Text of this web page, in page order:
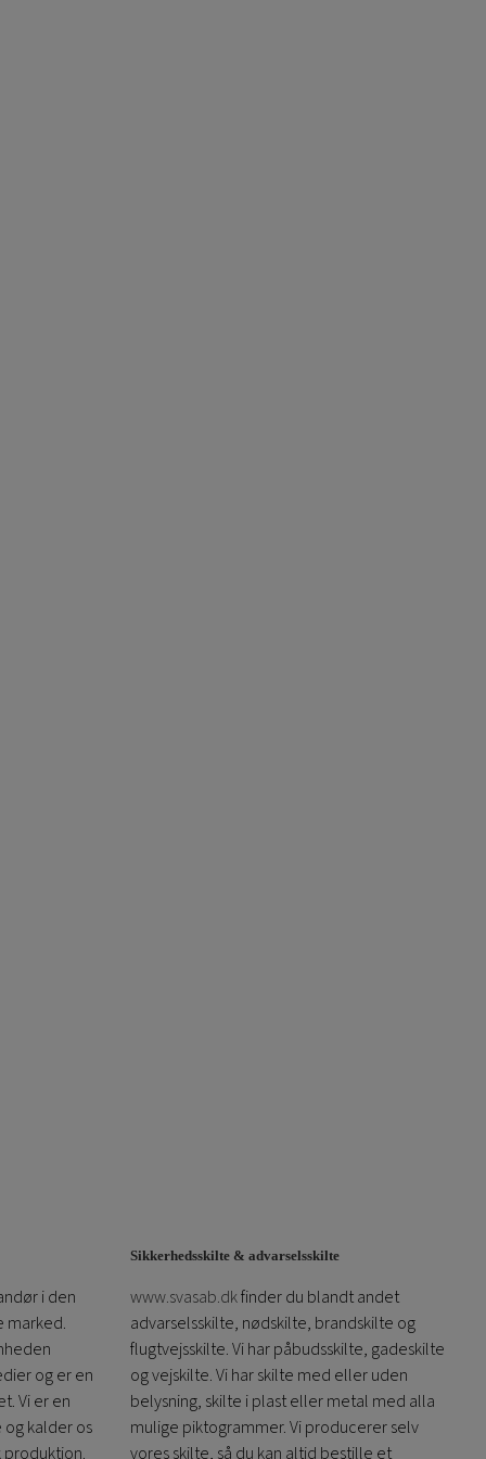
i den
marked.
og er en
Vi er en
kalder os
produktion.
Sikkerhedsskilte & advarselsskilte
www.svasab.dkfinder du blandt andet
advarselsskilte, nødskilte, brandskilte og
flugtvejsskilte. Vi har påbudsskilte, gadeskilte
og vejskilte. Vi har skilte med eller uden
belysning, skilte i plast eller metal med alla
mulige piktogrammer. Vi producerer selv
vores skilte, så du kan altid bestille et